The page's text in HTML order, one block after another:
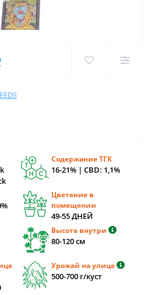
Содержание ТГК
16-21% | CBD: 1,1%
Цветение в
помещении
49-55 ДНЕЙ
Высота внутри
80-120 cм
Урожай на улице
500-700 г/куст